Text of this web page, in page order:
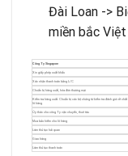
Đài Loan ->
miền bắc
Công Ty Singapore
Xin giấy phép xuất khẩu
Xác nhận thanh toán bằng L/C
Chuẩn bị hàng xuất, hóa đơn thương mại
Kiểm tra hàng xuất. Chuẩn bị các bộ chứng từ kiểm tra đánh giá về
lô hàng
Ủy thác cho công Ty vận chuyển, thuê tàu
Mua bảo hiểm cho lô hàng
Làm thủ tục hải quan
Giao hàng
Làm thủ tục thanh toán